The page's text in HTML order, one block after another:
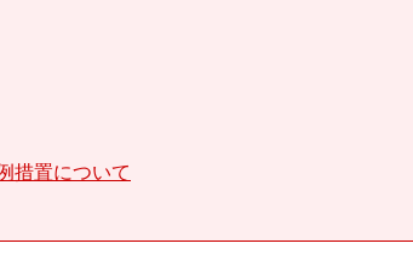
措置について